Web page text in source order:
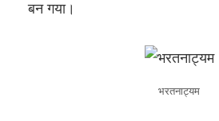
बन गया।
भरतनाट्यम